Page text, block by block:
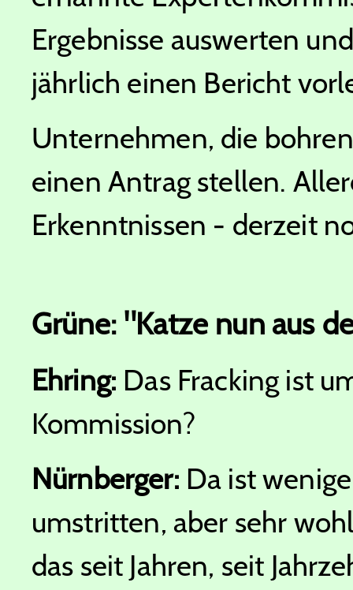
Ergebnisse auswerten
jährlich einen Bericht
Unternehmen, die
einen Antrag stellen.
Erkenntnissen - derzeit
Grüne: "Katze nun aus
Ehring: Das Fracking ist
Kommission?
Nürnberger: Da ist
umstritten, aber sehr
das seit Jahren, seit